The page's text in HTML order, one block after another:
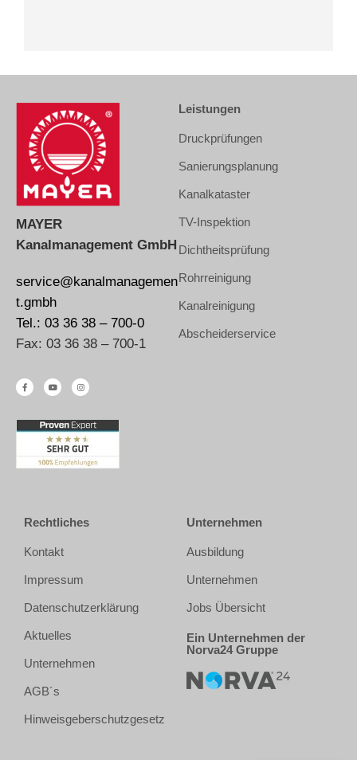
MAYER
Kanalmanagement GmbH
service@kanalmanagemen
t.gmbh
Tel.: 03 36 38 – 700-0
Fax: 03 36 38 – 700-1
Leistungen
Druckprüfungen
Sanierungsplanung
Kanalkataster
TV-Inspektion
Dichtheitsprüfung
Rohrreinigung
Kanalreinigung
Abscheiderservice
Rechtliches
Kontakt
Impressum
Datenschutzerklärung
Aktuelles
Unternehmen
AGB´s
Hinweisgeberschutzgesetz
Unternehmen
Ausbildung
Unternehmen
Jobs Übersicht
Ein Unternehmen der
Norva24 Gruppe